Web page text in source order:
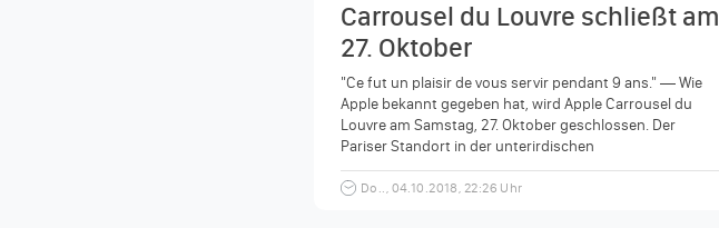
Carrousel du Louvre schließt am
27. Oktober
"Ce fut un plaisir de vous servir pendant 9 ans." — Wie
Apple bekannt gegeben hat, wird Apple Carrousel du
Louvre am Samstag, 27. Oktober geschlossen. Der
Pariser Standort in der unterirdischen
Einkaufspassage...
Do.., 04.10.2018, 22:26 Uhr